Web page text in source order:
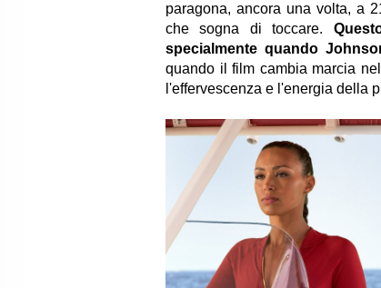
paragona, ancora una volta, a
che sogna di toccare.
specialmente quando
quando il film cambia marcia
l'effervescenza e l'energia della